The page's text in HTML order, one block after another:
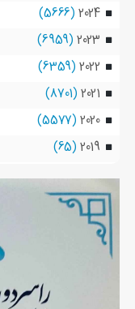
2024
(5666)
2023
(6959)
2022
(6359)
2021
(8701)
2020
(5577)
2019
(65)